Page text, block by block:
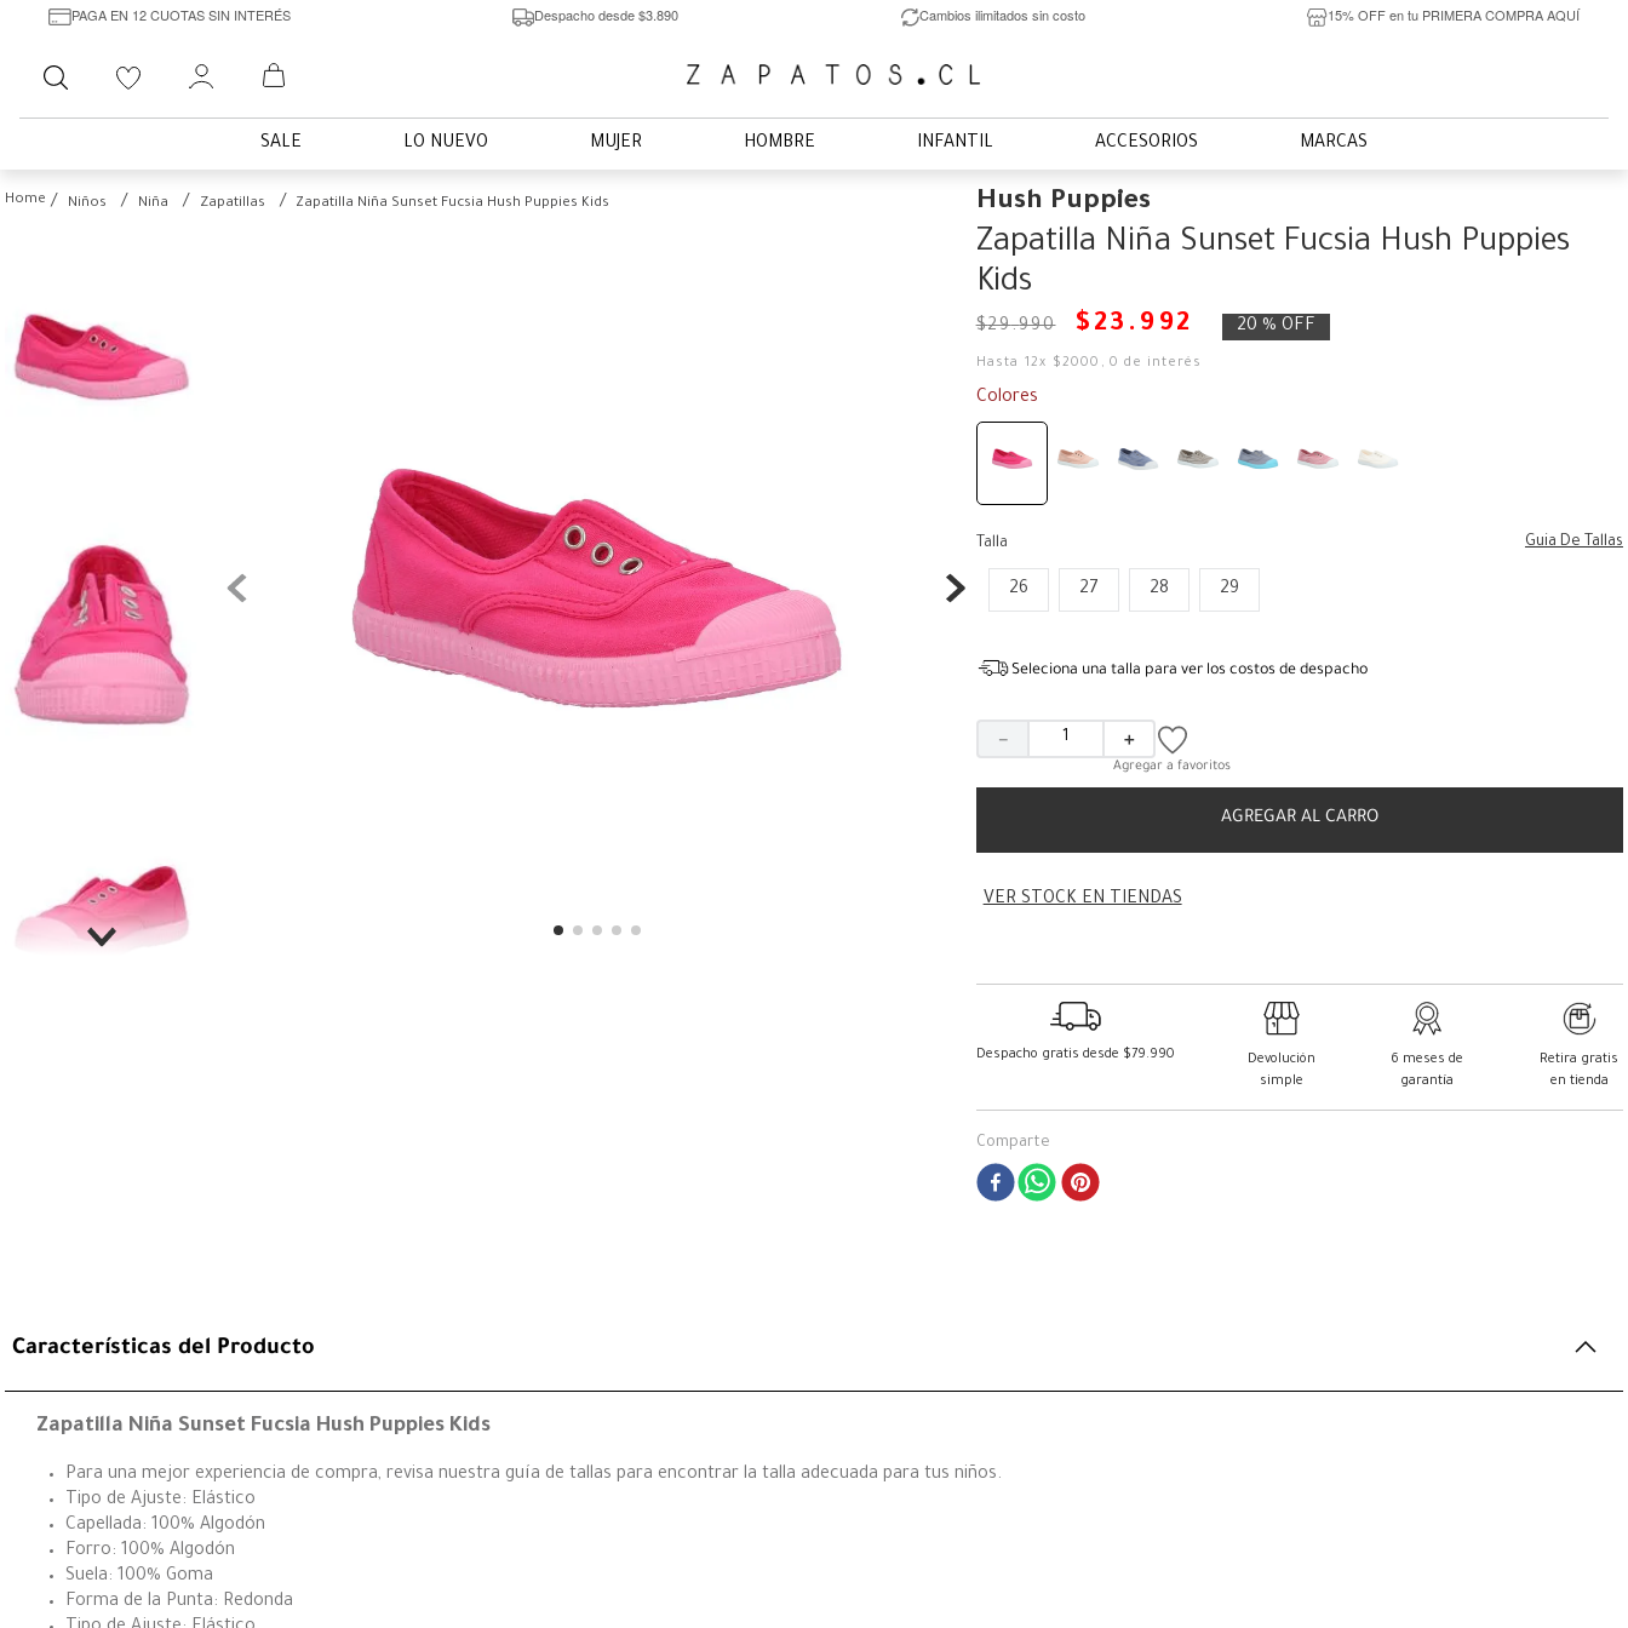
PAGA EN 12 CUOTAS SIN INTERÉS Despacho desde $3.890 Cambios ilimitados sin costo 15% OFF en tu PRIMERA COMPRA AQUÍ
Buscar
SALE LO NUEVO MUJER HOMBRE INFANTIL ACCESORIOS MARCAS
Niños Niña Zapatillas Zapatilla Niña Sunset Fucsia Hush Puppies Kids Hush Puppies
Zapatilla Niña Sunset Fucsia Hush Puppies
Kids
$29.990 $ 23 . 992 20 % OFF
Hasta 12x $2000 ,0 de interés
Colores
Talla Guia De Tallas
26 27 28 29
Seleciona una talla para ver los costos de despacho
＋
－
AGREGAR AL CARRO
VER STOCK EN TIENDAS
Despacho gratis desde $79.990
Devolución
simple
6 meses de
garantía
Retira gratis
en tienda
Comparte
Características del Producto
Zapatilla Niña Sunset Fucsia Hush Puppies Kids
Para una mejor experiencia de compra, revisa nuestra guía de tallas para encontrar la talla adecuada para tus niños.
Tipo de Ajuste: Elástico
Capellada: 100% Algodón
Forro: 100% Algodón
Suela: 100% Goma
Forma de la Punta: Redonda